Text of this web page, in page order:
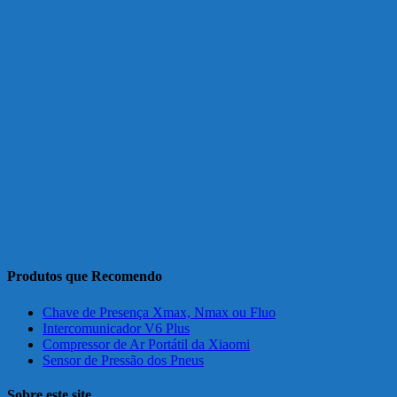
Produtos que Recomendo
Chave de Presença Xmax, Nmax ou Fluo
Intercomunicador V6 Plus
Compressor de Ar Portátil da Xiaomi
Sensor de Pressão dos Pneus